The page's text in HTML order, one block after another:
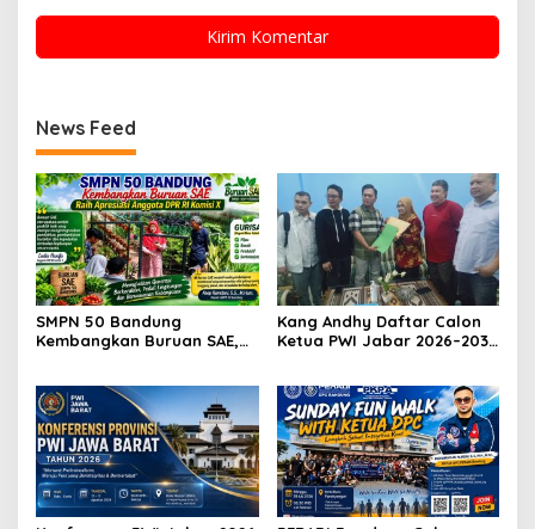
News Feed
SMPN 50 Bandung
Kembangkan Buruan SAE,
Kang Andhy Daftar Calon
Ketua PWI Jabar 2026–2031,
Karier Internasional